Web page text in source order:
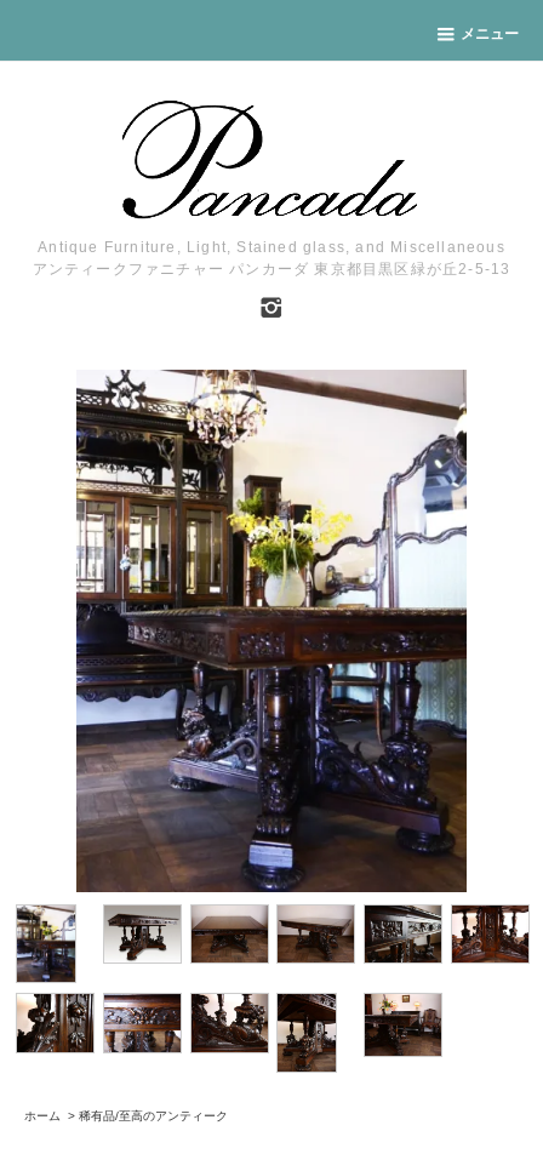
メニュー
Antique Furniture, Light, Stained glass, and Miscellaneous
アンティークファニチャー パンカーダ 東京都目黒区緑が丘2-5-13
ホーム > 稀有品/至高のアンティーク